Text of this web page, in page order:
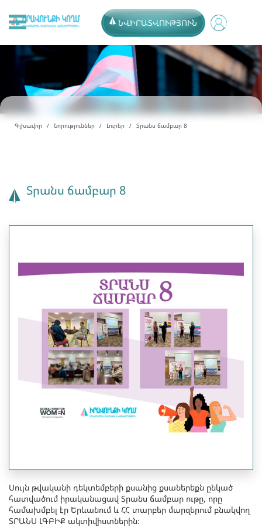
ՆՎԻՐԱՏՎՈՒԹՅՈՒՆ
Գլխավոր Նորություններ Լուրեր Տրանս ճամբար 8
Տրանս ճամբար 8
Սույն թվականի դեկտեմբերի քսանից քսաներեքն ընկած
հատվածում իրականացավ Տրանս ճամբար ութը, որը
համախմբել էր Երևանում և ՀՀ տարբեր մարզերում բնակվող
ՏՐԱՆՍ ԼԳԲԻՔ ակտիվիստներին։